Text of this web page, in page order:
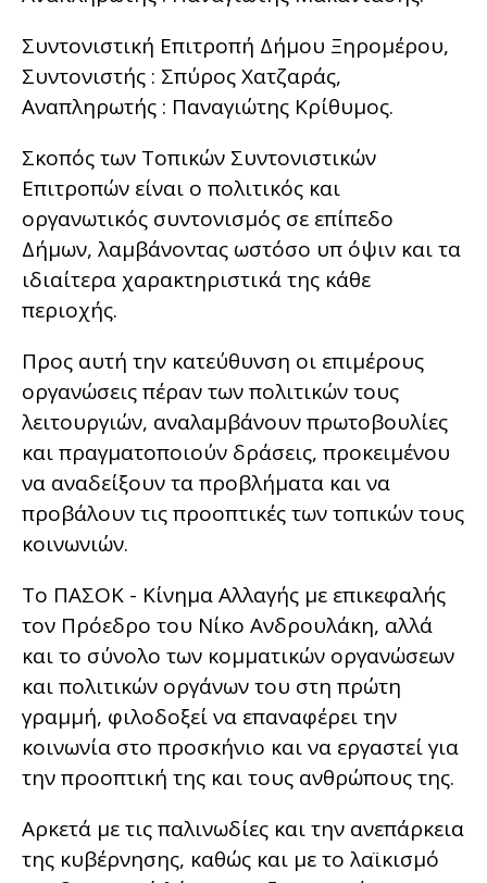
Συντονιστική Επιτροπή Δήμου Ξηρομέρου,
Συντονιστής : Σπύρος Χατζαράς,
Αναπληρωτής : Παναγιώτης Κρίθυμος.
Σκοπός των Τοπικών Συντονιστικών
Επιτροπών είναι ο πολιτικός και
οργανωτικός συντονισμός σε επίπεδο
Δήμων, λαμβάνοντας ωστόσο υπ όψιν και τα
ιδιαίτερα χαρακτηριστικά της κάθε
περιοχής.
Προς αυτή την κατεύθυνση οι επιμέρους
οργανώσεις πέραν των πολιτικών τους
λειτουργιών, αναλαμβάνουν πρωτοβουλίες
και πραγματοποιούν δράσεις, προκειμένου
να αναδείξουν τα προβλήματα και να
προβάλουν τις προοπτικές των τοπικών τους
κοινωνιών.
Το ΠΑΣΟΚ - Κίνημα Αλλαγής με επικεφαλής
τον Πρόεδρο του Νίκο Ανδρουλάκη, αλλά
και το σύνολο των κομματικών οργανώσεων
και πολιτικών οργάνων του στη πρώτη
γραμμή, φιλοδοξεί να επαναφέρει την
κοινωνία στο προσκήνιο και να εργαστεί για
την προοπτική της και τους ανθρώπους της.
Αρκετά με τις παλινωδίες και την ανεπάρκεια
της κυβέρνησης, καθώς και με το λαϊκισμό